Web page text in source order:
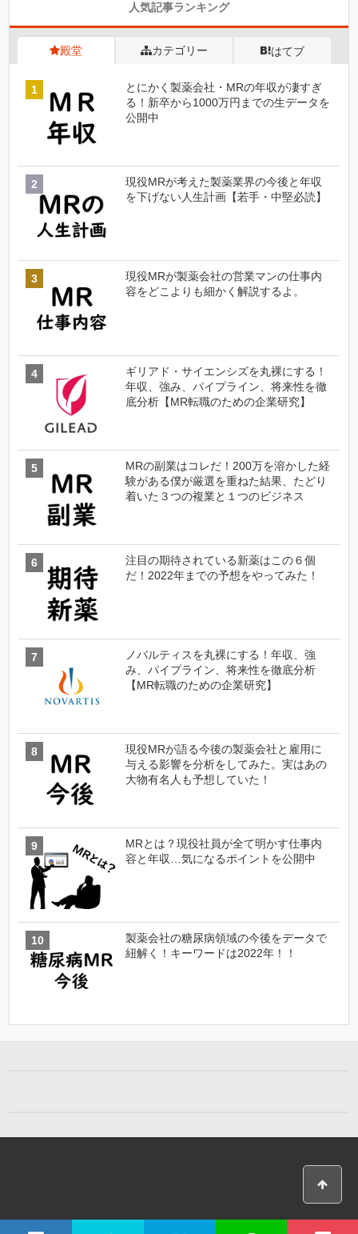
人気記事ランキング
殿堂 カテゴリー はてブ
とにかく製薬会社・MRの年収が凄すぎ
る！新卒から1000万円までの生データを
公開中
現役MRが考えた製薬業界の今後と年収
を下げない人生計画【若手・中堅必読】
現役MRが製薬会社の営業マンの仕事内
容をどこよりも細かく解説するよ。
ギリアド・サイエンシズを丸裸にする！
年収、強み、パイプライン、将来性を徹
底分析【MR転職のための企業研究】
MRの副業はコレだ！200万を溶かした経
験がある僕が厳選を重ねた結果、たどり
着いた３つの複業と１つのビジネス
注目の期待されている新薬はこの６個
だ！2022年までの予想をやってみた！
ノバルティスを丸裸にする！年収、強
み、パイプライン、将来性を徹底分析
【MR転職のための企業研究】
現役MRが語る今後の製薬会社と雇用に
与える影響を分析をしてみた。実はあの
大物有名人も予想していた！
MRとは？現役社員が全て明かす仕事内
容と年収…気になるポイントを公開中
製薬会社の糖尿病領域の今後をデータで
紐解く！キーワードは2022年！！